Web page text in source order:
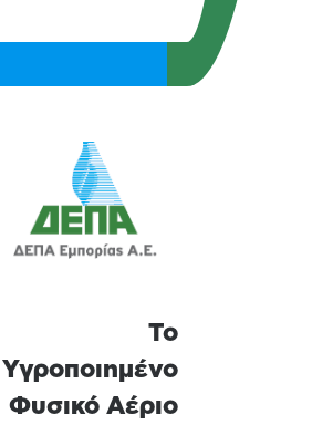
Το
Υγροποιημένο
Φυσικό Αέριο